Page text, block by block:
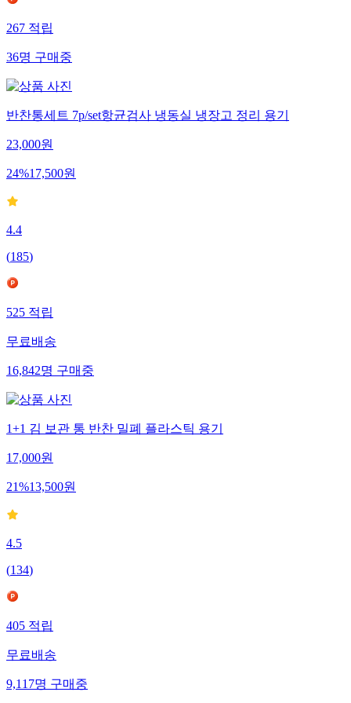
267적립
36명구매중
반찬통세트 7p/set항균검사 냉동실 냉장고 정리 용기
23,000원
24%17,500원
4.4
(185)
525적립
무료배송
16,842명구매중
1+1 김 보관 통 반찬 밀폐 플라스틱 용기
17,000원
21%13,500원
4.5
(134)
405적립
무료배송
9,117명구매중